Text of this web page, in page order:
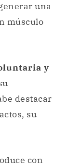
una
músculo
y
destacar
su
con